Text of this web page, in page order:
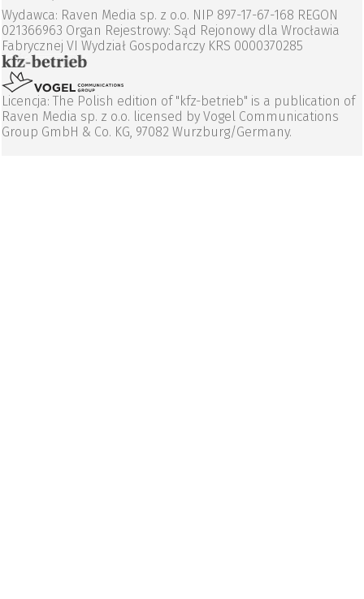
Wydawca: Raven Media sp. z o.o. NIP 897-17-67-168 REGON
021366963 Organ Rejestrowy: Sąd Rejonowy dla Wrocławia
Fabrycznej VI Wydział Gospodarczy KRS 0000370285
Licencja: The Polish edition of "kfz-betrieb" is a publication of
Raven Media sp. z o.o. licensed by Vogel Communications
Group GmbH & Co. KG, 97082 Wurzburg/Germany.